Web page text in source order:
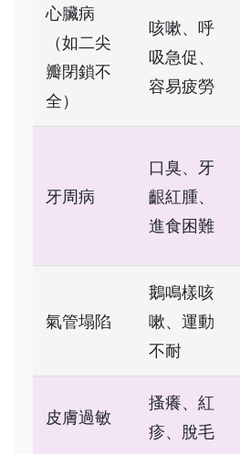
心臟病
（如二尖
瓣閉鎖不
全）
咳嗽、呼
吸急促、
容易疲勞
牙周病
口臭、牙
齦紅腫、
進食困難
氣管塌陷
鵝鳴樣咳
嗽、運動
不耐
皮膚過敏
搔癢、紅
疹、脫毛